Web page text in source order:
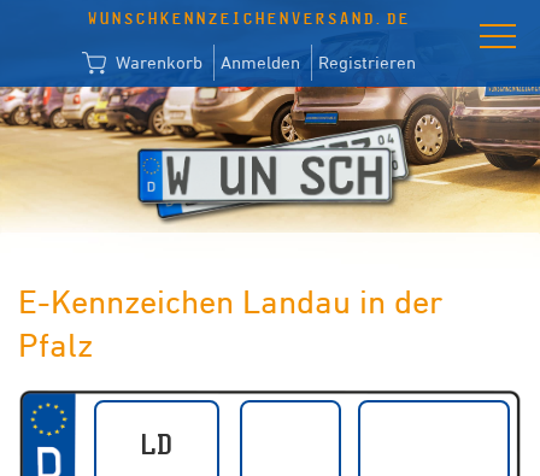
WUNSCHKENNZEICHENVERSAND.DE
Warenkorb Anmelden Registrieren
E-Kennzeichen Landau in der
Pfalz